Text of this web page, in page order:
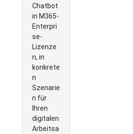
Chatbot
in M365-
Enterpri
se-
Lizenze
n, in
konkrete
n
Szenarie
n für
Ihren
digitalen
Arbeitsa